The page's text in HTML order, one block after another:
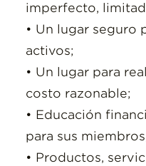
imperfecto,
• Un lugar seguro
activos;
• Un lugar para
costo razonable;
• Educación
para sus
• Productos,